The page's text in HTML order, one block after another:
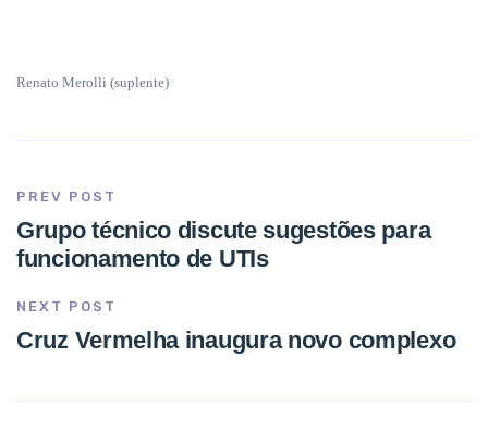
Renato Merolli (suplente)
PREV POST
Grupo técnico discute sugestões para
funcionamento de UTIs
NEXT POST
Cruz Vermelha inaugura novo complexo